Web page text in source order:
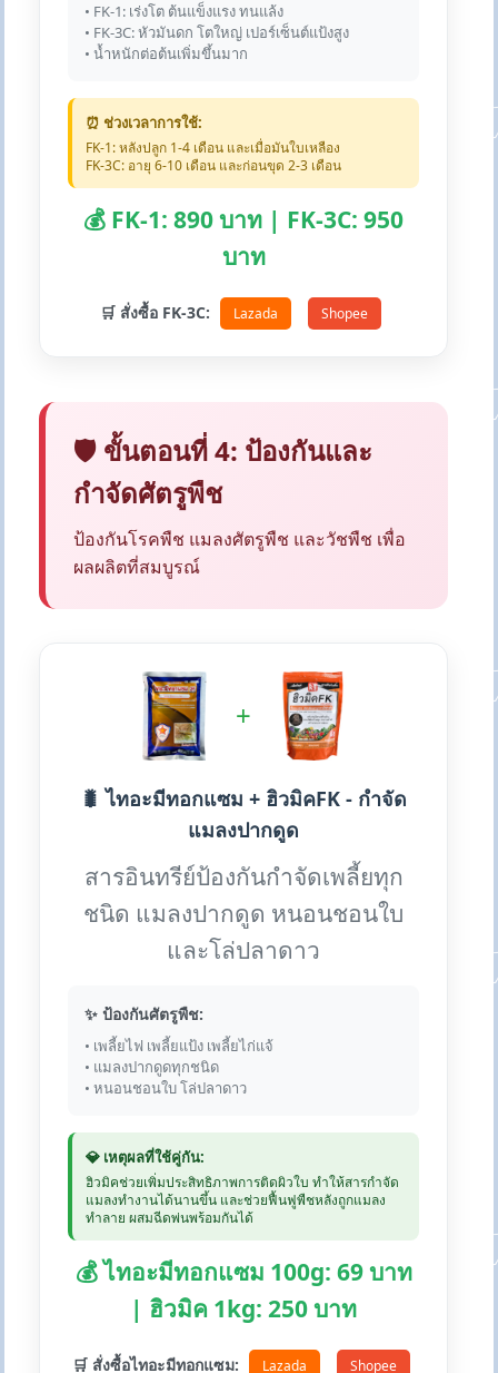
• FK-1: เร่งโต ต้นแข็งแรง ทนแล้ง
• FK-3C: หัวมันดก โตใหญ่ เปอร์เซ็นต์แป้งสูง
• น้ำหนักต่อต้นเพิ่มขึ้นมาก
⏰ ช่วงเวลาการใช้:
FK-1: หลังปลูก 1-4 เดือน และเมื่อมันใบเหลือง
FK-3C: อายุ 6-10 เดือน และก่อนขุด 2-3 เดือน
💰 FK-1: 890 บาท | FK-3C: 950
บาท
🛒 สั่งซื้อ FK-3C: Lazada Shopee
🛡️ ขั้นตอนที่ 4: ป้องกันและ
กำจัดศัตรูพืช
ป้องกันโรคพืช แมลงศัตรูพืช และวัชพืช เพื่อ
ผลผลิตที่สมบูรณ์
+
🐛 ไทอะมีทอกแซม + ฮิวมิคFK - กำจัด
แมลงปากดูด
สารอินทรีย์ป้องกันกำจัดเพลี้ยทุก
ชนิด แมลงปากดูด หนอนชอนใบ
และโล่ปลาดาว
✨ ป้องกันศัตรูพืช:
• เพลี้ยไฟ เพลี้ยแป้ง เพลี้ยไก่แจ้
• แมลงปากดูดทุกชนิด
• หนอนชอนใบ โล่ปลาดาว
💎 เหตุผลที่ใช้คู่กัน:
ฮิวมิคช่วยเพิ่มประสิทธิภาพการติดผิวใบ ทำให้สารกำจัด
แมลงทำงานได้นานขึ้น และช่วยฟื้นฟูพืชหลังถูกแมลง
ทำลาย ผสมฉีดพ่นพร้อมกันได้
💰 ไทอะมีทอกแซม 100g: 69 บาท
| ฮิวมิค 1kg: 250 บาท
🛒 สั่งซื้อไทอะมีทอกแซม: Lazada Shopee